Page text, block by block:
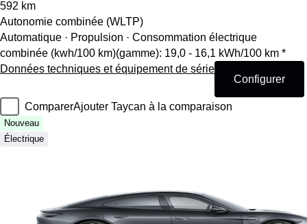
592 km
Autonomie combinée (WLTP)
Automatique · Propulsion · Consommation électrique
combinée (kwh/100 km)(gamme): 19,0 - 16,1 kWh/100 km *
Données techniques et équipement de série
Configurer
ComparerAjouter Taycan à la comparaison
Nouveau
Électrique